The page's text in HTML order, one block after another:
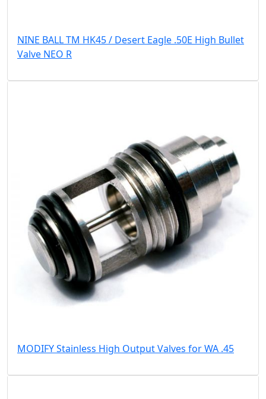
NINE BALL TM HK45 / Desert Eagle .50E High Bullet
Valve NEO R
MODIFY Stainless High Output Valves for WA .45